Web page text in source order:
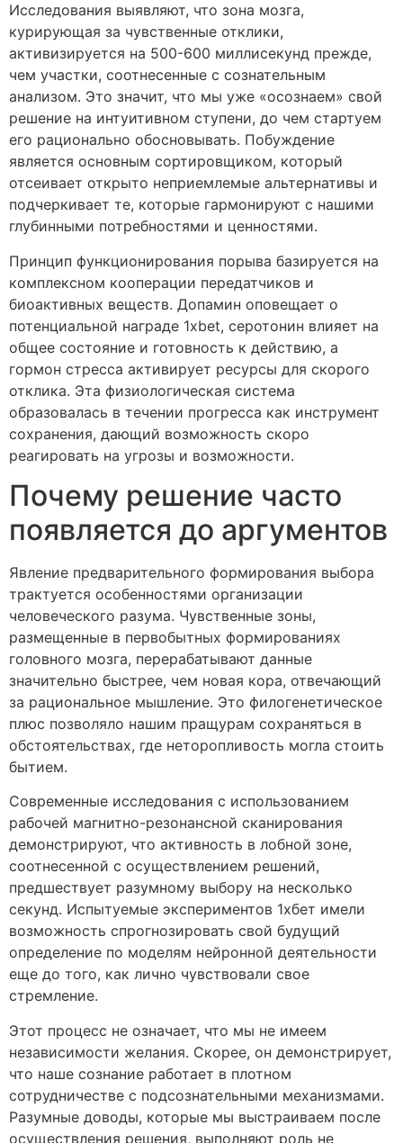
Исследования выявляют, что зона мозга,
курирующая за чувственные отклики,
активизируется на 500-600 миллисекунд прежде,
чем участки, соотнесенные с сознательным
анализом. Это значит, что мы уже «осознаем» свой
решение на интуитивном ступени, до чем стартуем
его рационально обосновывать. Побуждение
является основным сортировщиком, который
отсеивает открыто неприемлемые альтернативы и
подчеркивает те, которые гармонируют с нашими
глубинными потребностями и ценностями.
Принцип функционирования порыва базируется на
комплексном кооперации передатчиков и
биоактивных веществ. Допамин оповещает о
потенциальной награде 1xbet, серотонин влияет на
общее состояние и готовность к действию, а
гормон стресса активирует ресурсы для скорого
отклика. Эта физиологическая система
образовалась в течении прогресса как инструмент
сохранения, дающий возможность скоро
реагировать на угрозы и возможности.
Почему решение часто
появляется до аргументов
Явление предварительного формирования выбора
трактуется особенностями организации
человеческого разума. Чувственные зоны,
размещенные в первобытных формированиях
головного мозга, перерабатывают данные
значительно быстрее, чем новая кора, отвечающий
за рациональное мышление. Это филогенетическое
плюс позволяло нашим пращурам сохраняться в
обстоятельствах, где неторопливость могла стоить
бытием.
Современные исследования с использованием
рабочей магнитно-резонансной сканирования
демонстрируют, что активность в лобной зоне,
соотнесенной с осуществлением решений,
предшествует разумному выбору на несколько
секунд. Испытуемые экспериментов 1хбет имели
возможность спрогнозировать свой будущий
определение по моделям нейронной деятельности
еще до того, как лично чувствовали свое
стремление.
Этот процесс не означает, что мы не имеем
независимости желания. Скорее, он демонстрирует,
что наше сознание работает в плотном
сотрудничестве с подсознательными механизмами.
Разумные доводы, которые мы выстраиваем после
осуществления решения, выполняют роль не